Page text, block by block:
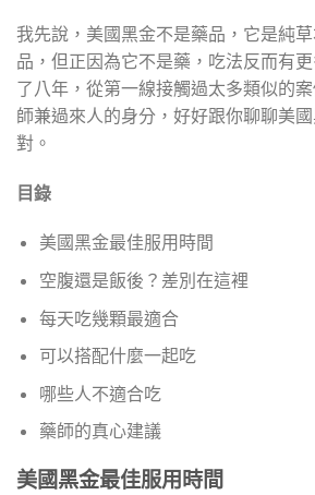
我先說，美國黑金不是藥品，它是純
品，但正因為它不是藥，吃法反而有
了八年，從第一線接觸過太多類似的
師兼過來人的身分，好好跟你聊聊美
對。
目錄
美國黑金最佳服用時間
空腹還是飯後？差別在這裡
每天吃幾顆最適合
可以搭配什麼一起吃
哪些人不適合吃
藥師的真心建議
美國黑金最佳服用時間